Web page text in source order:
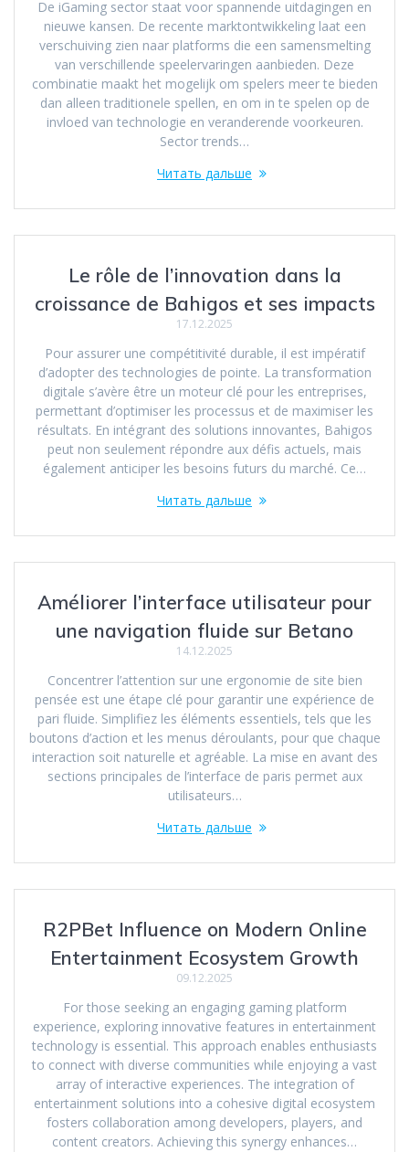
De iGaming sector staat voor spannende uitdagingen en
nieuwe kansen. De recente marktontwikkeling laat een
verschuiving zien naar platforms die een samensmelting
van verschillende speelervaringen aanbieden. Deze
combinatie maakt het mogelijk om spelers meer te bieden
dan alleen traditionele spellen, en om in te spelen op de
invloed van technologie en veranderende voorkeuren.
Sector trends…
Читать дальше
Le rôle de l’innovation dans la
croissance de Bahigos et ses impacts
17.12.2025
Pour assurer une compétitivité durable, il est impératif
d’adopter des technologies de pointe. La transformation
digitale s’avère être un moteur clé pour les entreprises,
permettant d’optimiser les processus et de maximiser les
résultats. En intégrant des solutions innovantes, Bahigos
peut non seulement répondre aux défis actuels, mais
également anticiper les besoins futurs du marché. Ce…
Читать дальше
Améliorer l’interface utilisateur pour
une navigation fluide sur Betano
14.12.2025
Concentrer l’attention sur une ergonomie de site bien
pensée est une étape clé pour garantir une expérience de
pari fluide. Simplifiez les éléments essentiels, tels que les
boutons d’action et les menus déroulants, pour que chaque
interaction soit naturelle et agréable. La mise en avant des
sections principales de l’interface de paris permet aux
utilisateurs…
Читать дальше
R2PBet Influence on Modern Online
Entertainment Ecosystem Growth
09.12.2025
For those seeking an engaging gaming platform
experience, exploring innovative features in entertainment
technology is essential. This approach enables enthusiasts
to connect with diverse communities while enjoying a vast
array of interactive experiences. The integration of
entertainment solutions into a cohesive digital ecosystem
fosters collaboration among developers, players, and
content creators. Achieving this synergy enhances…